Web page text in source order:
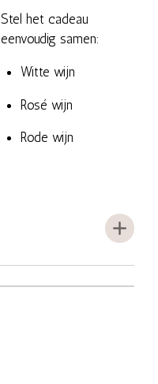
Stel het cadeau
eenvoudig samen:
Witte wijn
Rosé wijn
Rode wijn